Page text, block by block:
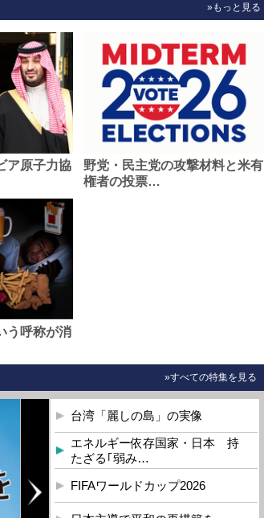
»もっと見る
ア原子力協
野党・民主党の攻撃材料と米有
権者の投票…
う呼称が消
»すべての特集を見る
台湾「麗しの島」の実像
エネルギー依存国家・日本 持
たざる｢弱み…
FIFAワールドカップ2026